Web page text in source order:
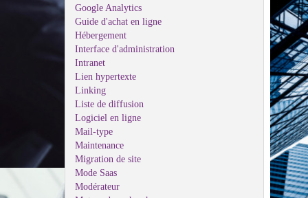
Google Analytics
Guide d'achat en ligne
Hébergement
Interface d'administration
Intranet
Lien hypertexte
Linking
Liste de diffusion
Logiciel en ligne
Mail-type
Maintenance
Migration de site
Mode Saas
Modérateur